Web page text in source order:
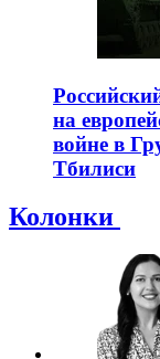
на
войне в
Тбилиси
Колонки